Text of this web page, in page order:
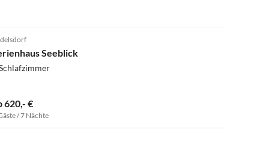
Seeblick
620,- €
/ 7 Nächte